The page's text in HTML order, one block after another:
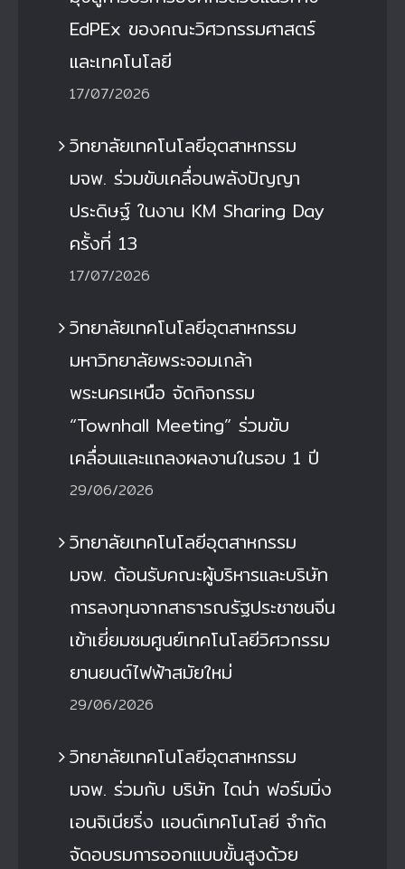
EdPEx ของคณะวิศวกรรมศาสตร์
และเทคโนโลยี
17/07/2026
วิทยาลัยเทคโนโลยีอุตสาหกรรม
มจพ. ร่วมขับเคลื่อนพลังปัญญา
ประดิษฐ์ ในงาน KM Sharing Day
ครั้งที่ 13
17/07/2026
วิทยาลัยเทคโนโลยีอุตสาหกรรม
มหาวิทยาลัยพระจอมเกล้า
พระนครเหนือ จัดกิจกรรม
“Townhall Meeting” ร่วมขับ
เคลื่อนและแถลงผลงานในรอบ 1 ปี
29/06/2026
วิทยาลัยเทคโนโลยีอุตสาหกรรม
มจพ. ต้อนรับคณะผู้บริหารและบริษัท
การลงทุนจากสาธารณรัฐประชาชนจีน
เข้าเยี่ยมชมศูนย์เทคโนโลยีวิศวกรรม
ยานยนต์ไฟฟ้าสมัยใหม่
29/06/2026
วิทยาลัยเทคโนโลยีอุตสาหกรรม
มจพ. ร่วมกับ บริษัท ไดน่า ฟอร์มมิ่ง
เอนจิเนียริ่ง แอนด์เทคโนโลยี จำกัด
จัดอบรมการออกแบบขั้นสูงด้วย